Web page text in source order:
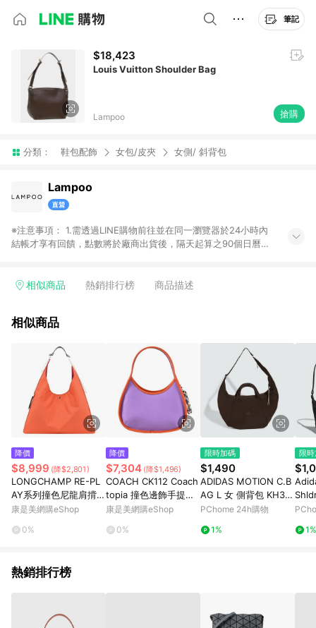
筆記
$18,423
Louis Vuitton Shoulder Bag
Lampoo 搶購
分類： 鞋包配飾 女包/皮夾 女側/ 斜背包
Lampoo
※注意事項： 1.需透過LINE購物前往並在同一瀏覽器於24小時內
結帳才享有回饋，點數將於廠商出貨後，隔天起算之90個日曆天
差異。 4.若於商家App下單，不符合LINE購物導購資格。
相似商品 熱銷排行榜 商品描述
相似商品
降價
$8,999 (降$2,801)
LONGCHAMP RE-PL
AY系列撞色尼龍肩揹袋
(特大/橘x粉紅)
康是美網購eShop
0%
降價
$7,304 (降$1,496)
COACH CK112 Coach
topia 撞色邊飾手提包/
腋下彎月包.綠/黃
康是美網購eShop
0%
限時加碼
$1,490
ADIDAS MOTION C.B
AG L 女 側背包 KH30
64
PChome 24h購物
1%
限
包
1%
熱銷排行榜